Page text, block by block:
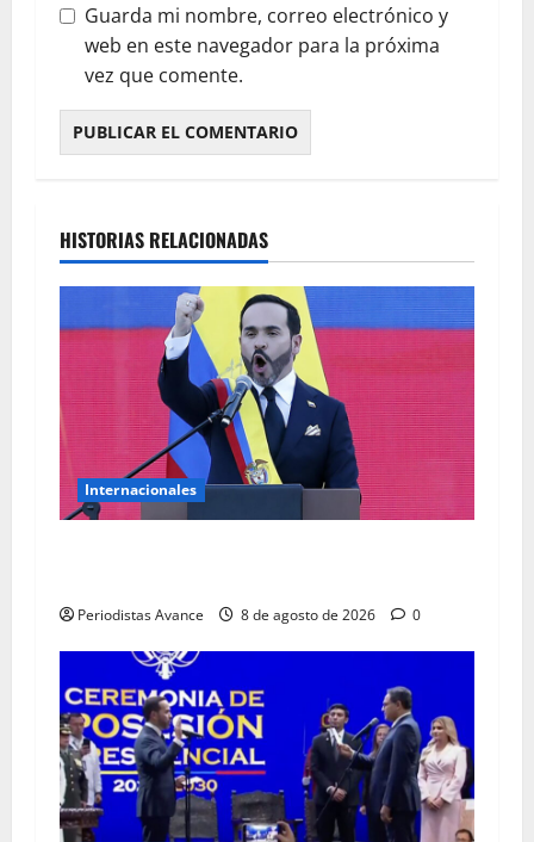
Guarda mi nombre, correo electrónico y
web en este navegador para la próxima
vez que comente.
HISTORIAS RELACIONADAS
Internacionales
Periodistas Avance 8 de agosto de 2026 0